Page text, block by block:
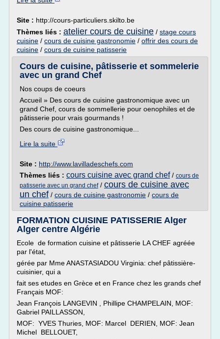
Site : http://cours-particuliers.skilto.be
Thèmes liés : atelier cours de cuisine / stage cours
cuisine / cours de cuisine gastronomie / offrir des cours de
cuisine / cours de cuisine patisserie
Cours de cuisine, pâtisserie et sommelerie
avec un grand Chef
Nos coups de coeurs
Accueil » Des cours de cuisine gastronomique avec un
grand Chef, cours de sommellerie pour oenophiles et de
pâtisserie pour vrais gourmands !
Des cours de cuisine gastronomique...
Lire la suite
Site : http://www.lavilladeschefs.com
Thèmes liés : cours cuisine avec grand chef/ cours de
patisserie avec un grand chef/ cours de cuisine avec
un chef / cours de cuisine gastronomie / cours de
cuisine patisserie
FORMATION CUISINE PATISSERIE Alger
Alger centre Algérie
Ecole de formation cuisine et pâtisserie LA CHEF agréée
par l'état,
gérée par Mme ANASTASIADOU Virginia: chef pâtissière-
cuisinier, qui a
fait ses etudes en Grèce et en France chez les grands chef
Français MOF:
Jean François LANGEVIN , Phillipe CHAMPELAIN, MOF:
Gabriel PAILLASSON,
MOF: YVES Thuries, MOF: Marcel DERIEN, MOF: Jean
Michel BELLOUET,